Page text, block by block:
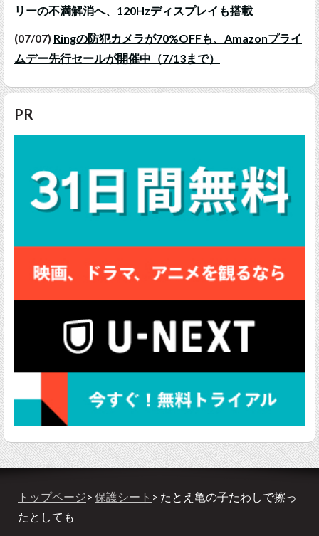
リーの不満解消へ、120Hzディスプレイも搭載
(07/07) Ringの防犯カメラが70%OFFも、Amazonプライ
ムデー先行セールが開催中（7/13まで）
PR
トップページ> 保護シート > たとえ亀の子たわしで擦っ
たとしても